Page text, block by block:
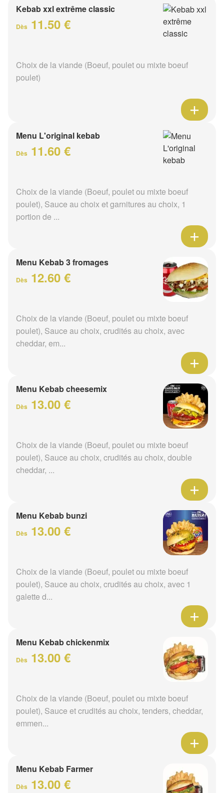
Kebab xxl extrême classic
Dès 11.50 €
Choix de la viande (Boeuf, poulet ou mixte boeuf
poulet)
Menu L'original kebab
Dès 11.60 €
Choix de la viande (Boeuf, poulet ou mixte boeuf
poulet), Sauce au choix et garnitures au choix, 1
portion de ...
Menu Kebab 3 fromages
Dès 12.60 €
Choix de la viande (Boeuf, poulet ou mixte boeuf
poulet), Sauce au choix, crudités au choix, avec
cheddar, em...
Menu Kebab cheesemix
Dès 13.00 €
Choix de la viande (Boeuf, poulet ou mixte boeuf
poulet), Sauce au choix, crudités au choix, double
cheddar, ...
Menu Kebab bunzi
Dès 13.00 €
Choix de la viande (Boeuf, poulet ou mixte boeuf
poulet), Sauce au choix, crudités au choix, avec 1
galette d...
Menu Kebab chickenmix
Dès 13.00 €
Choix de la viande (Boeuf, poulet ou mixte boeuf
poulet), Sauce et crudités au choix, tenders, cheddar,
emmen...
Menu Kebab Farmer
Dès 13.00 €